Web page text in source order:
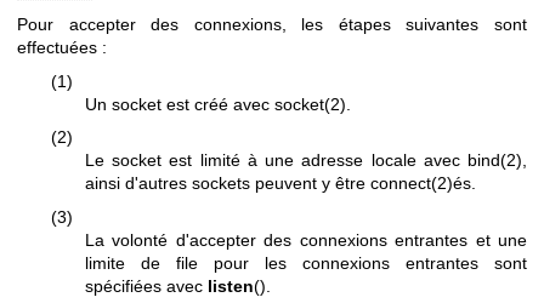
Pour accepter des connexions, les étapes suivantes sont
effectuées :
(1)
Un socket est créé avec socket(2)
(2)
Le socket est limité à une adresse locale avec bind(2)
ainsi d'autres sockets peuvent y être connect(2)és.
(3)
La volonté d'accepter des connexions entrantes et une
limite de file pour les connexions entrantes sont
spécifiées avec listen().